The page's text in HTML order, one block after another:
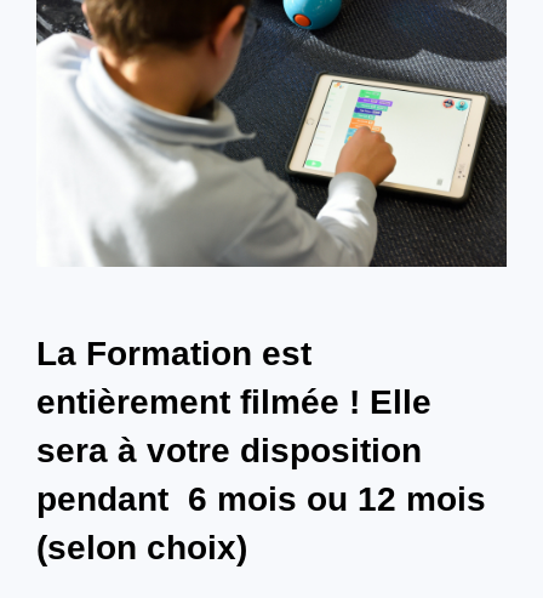
La Formation est
entièrement filmée ! Elle
sera à votre disposition
pendant 6 mois ou 12 mois
(selon choix)